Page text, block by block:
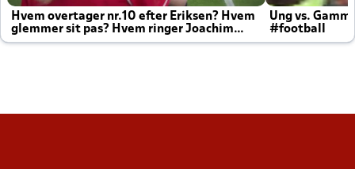
Hvem overtager nr.10 efter Eriksen? Hvem
glemmer sit pas? Hvem ringer Joachim
altid til efter kampe?
Ung vs.
#football